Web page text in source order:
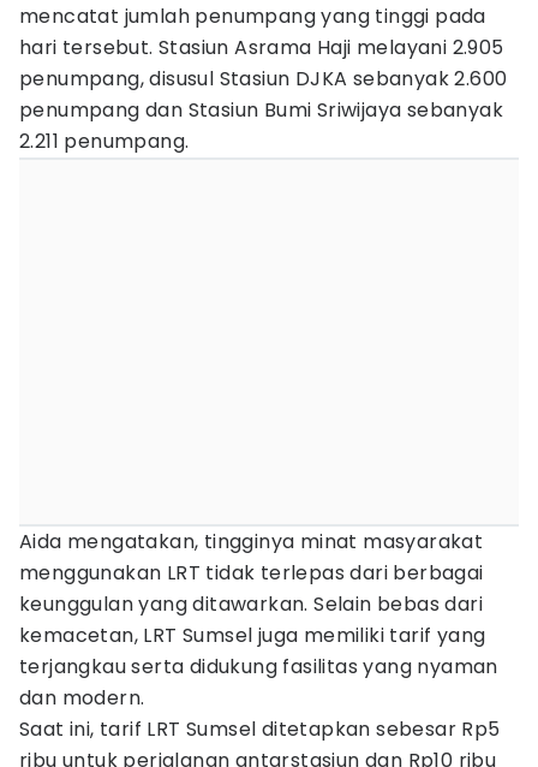
mencatat jumlah penumpang yang tinggi pada
hari tersebut. Stasiun Asrama Haji melayani 2.905
penumpang, disusul Stasiun DJKA sebanyak 2.600
penumpang dan Stasiun Bumi Sriwijaya sebanyak
2.211 penumpang.
Aida mengatakan, tingginya minat masyarakat
menggunakan LRT tidak terlepas dari berbagai
keunggulan yang ditawarkan. Selain bebas dari
kemacetan, LRT Sumsel juga memiliki tarif yang
terjangkau serta didukung fasilitas yang nyaman
dan modern.
Saat ini, tarif LRT Sumsel ditetapkan sebesar Rp5
ribu untuk perjalanan antarstasiun dan Rp10 ribu